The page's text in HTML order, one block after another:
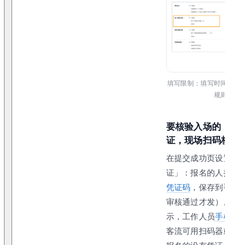
填写限制：填写时
规
要核验入场的
证，现场扫码
在提交成功页
证」：报名的
凭证码 ，保存
审核通过才发
示，工作人员
客流可用扫码